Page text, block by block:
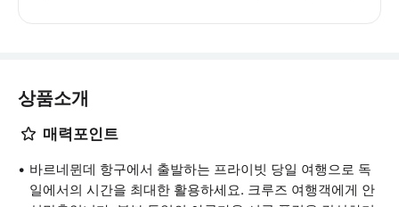
상품소개
매력포인트
바르네뮌데 항구에서 출발하는 프라이빗 당일 여행으로 독
일에서의 시간을 최대한 활용하세요. 크루즈 여행객에게 안